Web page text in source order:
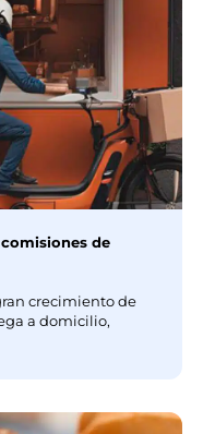
de
crecimiento de
a domicilio,